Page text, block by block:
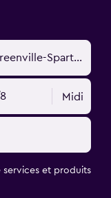
Midi
services et produits